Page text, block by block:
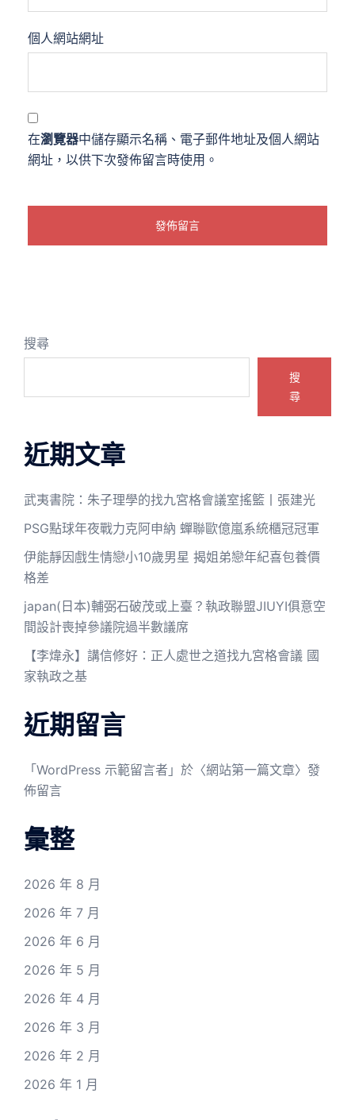
個人網站網址
在瀏覽器中儲存顯示名稱、電子郵件地址及個人網站
網址，以供下次發佈留言時使用。
搜尋
搜
尋
近期文章
武夷書院：朱子理學的找九宮格會議室搖籃丨張建光
PSG點球年夜戰力克阿申納 蟬聯歐億嵐系統櫃冠冠軍
伊能靜因戲生情戀小10歲男星 揭姐弟戀年紀喜包養價
格差
japan(日本)輔弼石破茂或上臺？執政聯盟JIUYI俱意空
間設計喪掉參議院過半數議席
【李煒永】講信修好：正人處世之道找九宮格會議 國
家執政之基
近期留言
「 WordPress 示範留言者 」於〈網站第一篇文章〉發
佈留言
彙整
2026 年 8 月
2026 年 7 月
2026 年 6 月
2026 年 5 月
2026 年 4 月
2026 年 3 月
2026 年 2 月
2026 年 1 月